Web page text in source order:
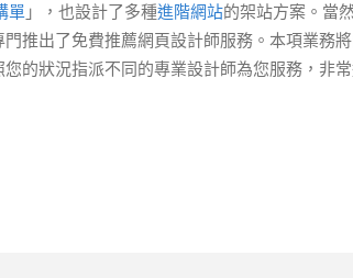
單 」，也設計了多種進階網站的架站方案。當
推出了免費推薦網頁設計師服務。本項業務
的狀況指派不同的專業設計師為您服務，非